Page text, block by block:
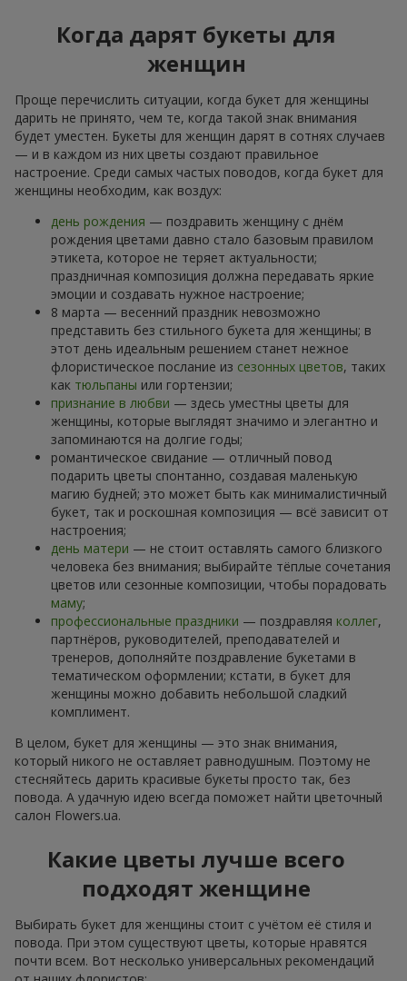
Когда дарят букеты для
женщин
Проще перечислить ситуации, когда букет для женщины
дарить не принято, чем те, когда такой знак внимания
будет уместен. Букеты для женщин дарят в сотнях случаев
— и в каждом из них цветы создают правильное
настроение. Среди самых частых поводов, когда букет для
женщины необходим, как воздух:
день рождения — поздравить женщину с днём
рождения цветами давно стало базовым правилом
этикета, которое не теряет актуальности;
праздничная композиция должна передавать яркие
эмоции и создавать нужное настроение;
8 марта — весенний праздник невозможно
представить без стильного букета для женщины; в
этот день идеальным решением станет нежное
флористическое послание из сезонных цветов, таких
как тюльпаны или гортензии;
признание в любви — здесь уместны цветы для
женщины, которые выглядят значимо и элегантно и
запоминаются на долгие годы;
романтическое свидание — отличный повод
подарить цветы спонтанно, создавая маленькую
магию будней; это может быть как минималистичный
букет, так и роскошная композиция — всё зависит от
настроения;
день матери — не стоит оставлять самого близкого
человека без внимания; выбирайте тёплые сочетания
цветов или сезонные композиции, чтобы порадовать
маму;
профессиональные праздники — поздравляя коллег,
партнёров, руководителей, преподавателей и
тренеров, дополняйте поздравление букетами в
тематическом оформлении; кстати, в букет для
женщины можно добавить небольшой сладкий
комплимент.
В целом, букет для женщины — это знак внимания,
который никого не оставляет равнодушным. Поэтому не
стесняйтесь дарить красивые букеты просто так, без
повода. А удачную идею всегда поможет найти цветочный
салон Flowers.ua.
Какие цветы лучше всего
подходят женщине
Выбирать букет для женщины стоит с учётом её стиля и
повода. При этом существуют цветы, которые нравятся
почти всем. Вот несколько универсальных рекомендаций